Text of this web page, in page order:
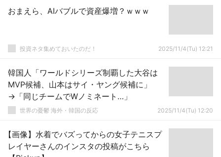
おまえら、AIバブルで資産爆増？ｗｗｗ
投資ネタ集めておいたのだ！ 2025/11/4(Tu) 12:21
韓国人「ワールドシリーズ制覇した大谷は
MVP候補、山本はサイ・ヤング候補に」
→「同じチームでWノミネート…」
世界の憂鬱 海外・韓国の反応 2025/11/4(Tu) 12:20
【画像】水着でバズってからの女子テニスプ
レイヤーさんのインスタの投稿がこちら